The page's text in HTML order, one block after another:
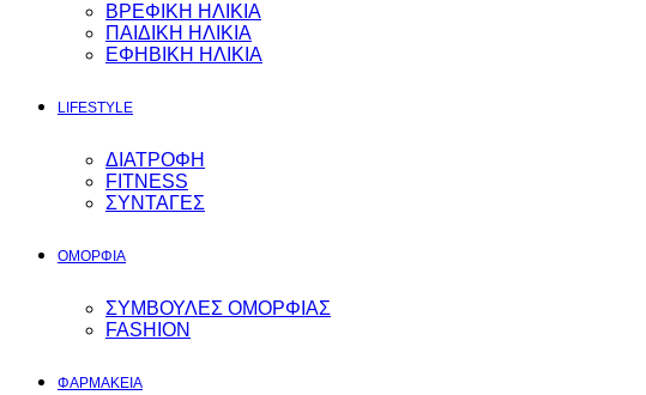
ΒΡΕΦΙΚΗ ΗΛΙΚΙΑ
ΠΑΙΔΙΚΗ ΗΛΙΚΙΑ
ΕΦΗΒΙΚΗ ΗΛΙΚΙΑ
LIFESTYLE
ΔΙΑΤΡΟΦΗ
FITNESS
ΣΥΝΤΑΓΕΣ
ΟΜΟΡΦΙΑ
ΣΥΜΒΟΥΛΕΣ ΟΜΟΡΦΙΑΣ
FASHION
ΦΑΡΜΑΚΕΙΑ